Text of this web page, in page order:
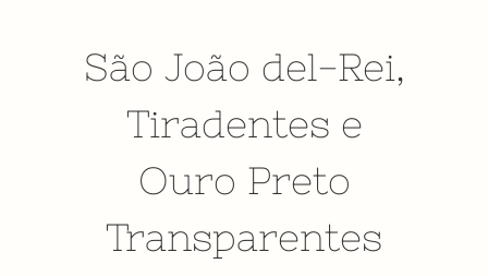
São João del-Rei,
Tiradentes e
Ouro Preto
Transparentes